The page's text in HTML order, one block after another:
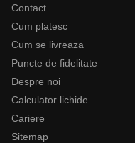
Contact
Cum platesc
Cum se livreaza
Puncte de fidelitate
Despre noi
Calculator lichide
Cariere
Sitemap